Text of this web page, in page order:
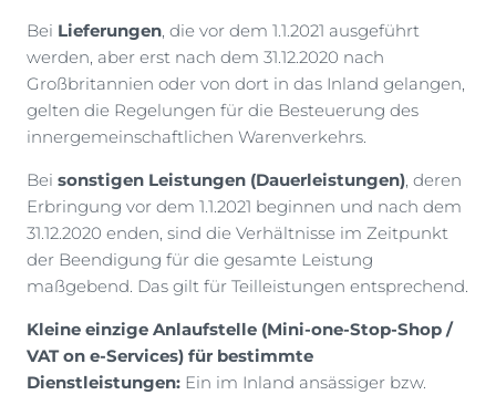
Bei Lieferungen, die vor dem 1.1.2021 ausgeführt
werden, aber erst nach dem 31.12.2020 nach
Großbritannien oder von dort in das Inland gelangen,
gelten die Regelungen für die Besteuerung des
innergemeinschaftlichen Warenverkehrs.
Bei sonstigen Leistungen (Dauerleistungen), deren
Erbringung vor dem 1.1.2021 beginnen und nach dem
31.12.2020 enden, sind die Verhältnisse im Zeitpunkt
der Beendigung für die gesamte Leistung
maßgebend. Das gilt für Teilleistungen entsprechend.
Kleine einzige Anlaufstelle (Mini-one-Stop-Shop /
VAT on e-Services) für bestimmte
Dienstleistungen: Ein im Inland ansässiger bzw.